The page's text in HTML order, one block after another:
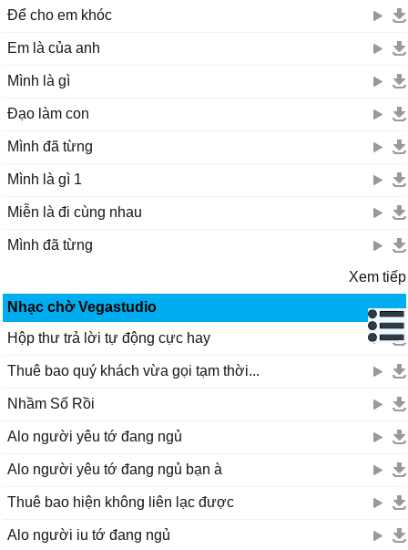
Để cho em khóc
Em là của anh
Mình là gì
Đạo làm con
Mình đã từng
Mình là gì 1
Miễn là đi cùng nhau
Mình đã từng
Xem tiếp
Nhạc chờ Vegastudio
Hộp thư trả lời tự động cực hay
Thuê bao quý khách vừa gọi tạm thời...
Nhầm Số Rồi
Alo người yêu tớ đang ngủ
Alo người yêu tớ đang ngủ bạn à
Thuê bao hiện không liên lạc được
Alo người iu tớ đang ngủ